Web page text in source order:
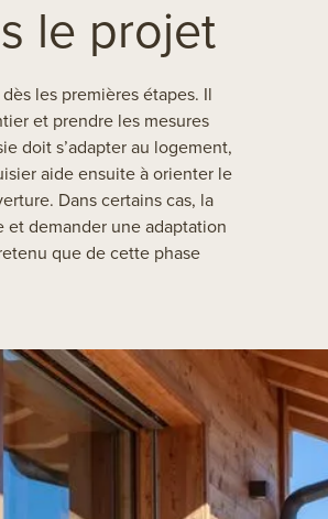
le projet
les premières étapes. Il
et prendre les mesures
doit s’adapter au logement,
aide ensuite à orienter le
Dans certains cas, la
et demander une adaptation
que de cette phase